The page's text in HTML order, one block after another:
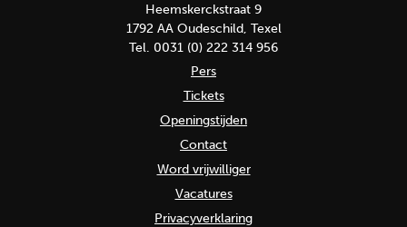
Heemskerckstraat 9
1792 AA Oudeschild, Texel
Tel. 0031 (0) 222 314 956
Pers
Tickets
Openingstijden
Contact
Word vrijwilliger
Vacatures
Privacyverklaring